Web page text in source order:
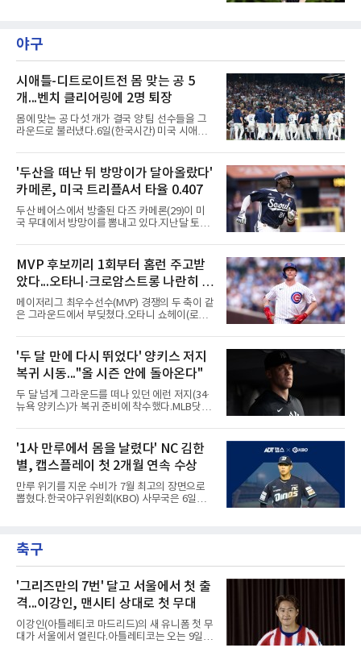
홀에서 경기하고 있다.
야구
시애틀-디트로이트전 몸 맞는 공 5
개...벤치 클리어링에 2명 퇴장
몸에 맞는 공 다섯 개가 결국 양 팀 선수들을 그
라운드로 불러냈다.6일(한국시간) 미국 시애틀
로이트 타이거스의 경기에서 벤치 클리어링이
벌어졌다. 난투극으로 번지지는 않았으나 좌완
게이브 스파이어와 댄 윌슨 시애틀 감독이 퇴장
당했다.발단은 선발이었다. 시애틀 브라이언 우
가 디트로이트 타자를 세 차례 맞혔다. 다만 팔꿈
치 보호대에 맞거나 변화구에 발이 스치는 수준
이어서 치명적이지는 않았다.분위기는 그다음에
리를 맞혔다. 토레스와 시애틀 포수 칼 롤리가 말
을 주고받자 AJ 힌치 디
'두산을 떠난 뒤 방망이가 달아올랐다'
카메론, 미국 트리플A서 타율 0.407
두산 베어스에서 방출된 다즈 카메론(29)이 미
국 무대에서 방망이를 뽐내고 있다.지난달 토론
론은 루키리그 2경기를 거쳐 트리플A 버펄로 바
이슨스로 승격한 뒤 연일 뜨거운 타격감을 보이
고 있다.수치가 압도적이다. 트리플A 15경기에
서 타율 0.407(54타수 22안타), 2홈런, 10타점,
8도루를 기록 중이며 OPS는 1.151에 이른다.
15경기 중 14경기에서 안타를 만들었고 최근 7
경기 연속 안타도 이어갔다.6일(한국시간) 노퍽
을 놓았고, 버펄로는 이 회에만 5점을 뽑아 7-6
역전승을 거뒀다.한국에서의 성적도
MVP 후보끼리 1회부터 홈런 주고받
았다...오타니·크로암스트롱 나란히 홈
런 맞불
메이저리그 최우수선수(MVP) 경쟁의 두 축이 같
은 그라운드에서 부딪쳤다.오타니 쇼헤이(로스
컵스)은 6일(한국시간) 미국 시카고 리글리필드
에서 나란히 홈런 두 방씩을 주고받았다.첫 회부
터 불이 붙었다. 1회초 선두타자 오타니가 컵스
선발 이마나가 쇼타를 상대로 우월 솔로 홈런을
뽑자, 1회말 크로암스트롱이 다저스 선발 에릭
라워를 상대로 중월 솔로 홈런으로 응수했다. 최
근 50년간 리글리필드에서 1회 양 팀 선두타자
10위 이내 선수끼리 이런 공방을 벌인 사례는 처
음이다.흐름은 크로암스트롱
'두 달 만에 다시 뛰었다' 양키스 저지
복귀 시동..."올 시즌 안에 돌아온다"
두 달 넘게 그라운드를 떠나 있던 에런 저지(34·
뉴욕 양키스)가 복귀 준비에 착수했다.MLB닷컴
뒤 야외 달리기와 상체 저항 운동으로 훈련 강도
를 높여도 된다는 허가를 받았다고 전했다.저지
는 이날 뉴욕 양키스타디움에서 열린 세인트루
이스 카디널스전을 앞두고 야구 장비를 착용한
채 스트레칭과 조깅, 저항 밴드 훈련을 소화했
다. 아메리칸리그 최우수선수(MVP) 3회 수상자
인 그가 부상 이후 야외 달리기에 나선 것은 처음
는 것이 계획이었고 올해를 접겠다고 생각한 적
은 없다고 말했다.이탈은
'1사 만루에서 몸을 날렸다' NC 김한
별, 캡스플레이 첫 2개월 연속 수상
만루 위기를 지운 수비가 7월 최고의 장면으로
뽑혔다.한국야구위원회(KBO) 사무국은 6일
이 상 제정 이래 첫 사례다.ADT캡스가 KBO와
함께 시상하는 이 상은 공식 기록위원이 승리 확
최고점을 받은 수비 장면에 준다.수상 장면은 지
난달 23일 서울 잠실구장에서 나왔다. NC가 7-5
로 앞선 8회말 1사 만루에서 김한별은 LG 트윈
스 오지환의 강한 타구에 몸을 날려 막아낸 뒤 유
격수 김주원에게 연결했다. 김주원이 1루수 블
레인에게 던지며 4-6-3 병살타가 완
축구
'그리즈만의 7번' 달고 서울에서 첫 출
격...이강인, 맨시티 상대로 첫 무대
이강인(아틀레티코 마드리드)의 새 유니폼 첫 무
대가 서울에서 열린다.아틀레티코는 오는 9일